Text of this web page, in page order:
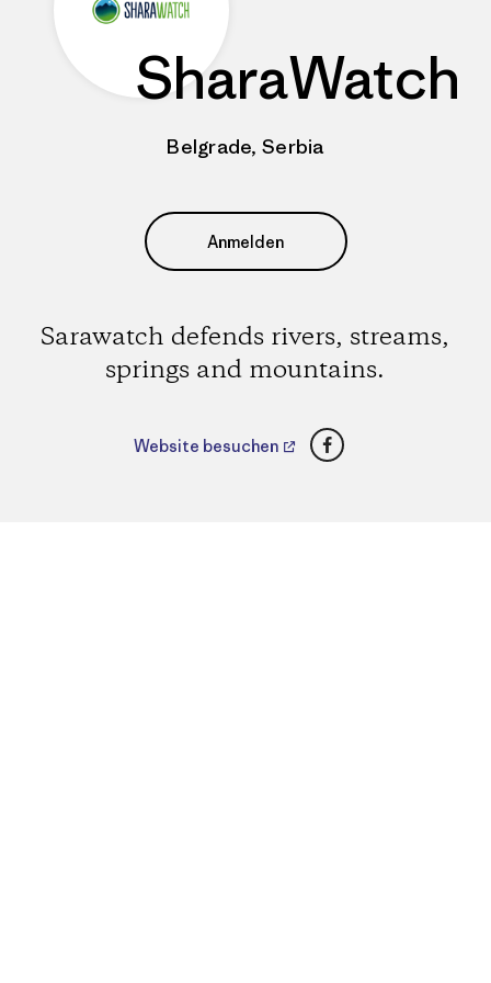
SharaWatch
Belgrade, Serbia
Anmelden
Sarawatch defends rivers, streams,
springs and mountains.
Website besuchen Facebook